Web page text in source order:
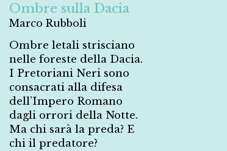
Ombre sulla Dacia
Marco Rubboli
Ombre letali strisciano
nelle foreste della Dacia.
I Pretoriani Neri sono
consacrati alla difesa
dell’Impero Romano
dagli orrori della Notte.
Ma chi sarà la preda? E
chi il predatore?